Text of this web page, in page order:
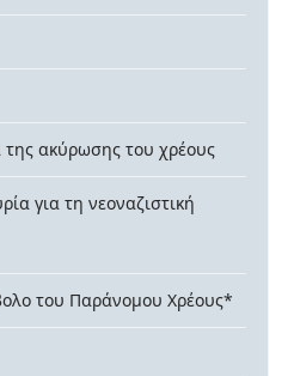
της ακύρωσης του χρέους
για τη νεοναζιστική
του Παράνομου Χρέους*